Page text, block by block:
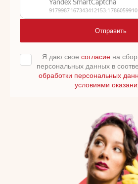
Отправить
Я даю свое согласиена сбор
персональных данных в
обработки персональных
условиями